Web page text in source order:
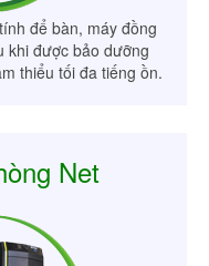
để bàn, máy đồng
khi được bảo dưỡng
thiểu tối đa tiếng ồn.
Net